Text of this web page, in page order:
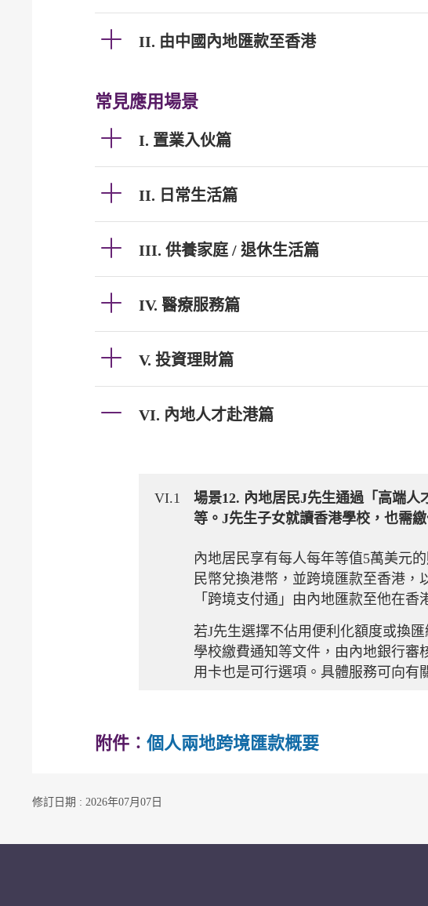
II. 由中國內地匯款至香港
常見應用場景
I. 置業入伙篇
II. 日常生活篇
III. 供養家庭 / 退休生活篇
IV. 醫療服務篇
V. 投資理財篇
VI. 內地人才赴港篇
VI.1
場景12. 內地居民J先生通過「高端
等。J先生子女就讀香港學校，也需
內地居民享有每人每年等值5萬美元
民幣兌換港幣，並跨境匯款至香港
「跨境支付通」由內地匯款至他在香
若J先生選擇不佔用便利化額度或換
學校繳費通知等文件，由內地銀行審
用卡也是可行選項。具體服務可向有
附件︰ 個人兩地跨境匯款概要
修訂日期 : 2026年07月07日